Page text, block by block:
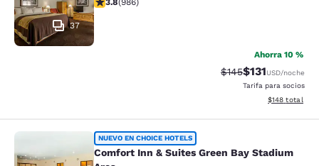
37
3.8(986)
Ahorra 10 %
Precio tachado:
$145Precio con
$131USD/noche
Tarifa para socios
Ver detalles
$148 total
Comfort Inn & Suites Green Bay
NUEVO EN CHOICE HOTELS
Comfort Inn & Suites Green Bay Stadium